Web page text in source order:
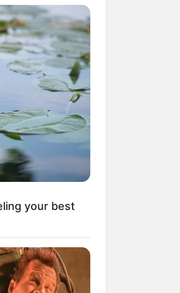
Bikin
di
your best